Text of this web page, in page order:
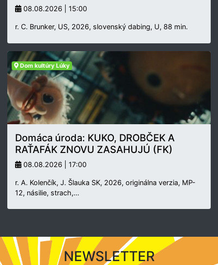
08.08.2026 | 15:00
r. C. Brunker, US, 2026, slovenský dabing, U, 88 min.
Dom kultúry Lúky
Domáca úroda: KUKO, DROBČEK A
RAŤAFÁK ZNOVU ZASAHUJÚ (FK)
08.08.2026 | 17:00
r. A. Kolenčík, J. Šlauka SK, 2026, originálna verzia, MP-
12, násilie, strach,…
NEWSLETTER